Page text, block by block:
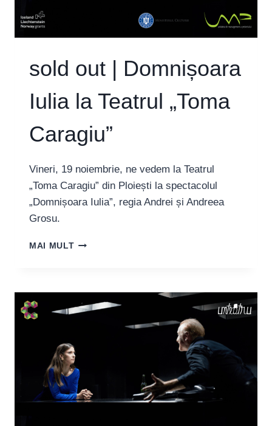
IULIA”
sold out | Domnișoara
Iulia la Teatrul „Toma
Caragiu”
Vineri, 19 noiembrie, ne vedem la Teatrul
„Toma Caragiu” din Ploiești la spectacolul
„Domnișoara Iulia”, regia Andrei și Andreea
Grosu.
MAI MULTSOLD
IULIA
LA
CARAGIU”